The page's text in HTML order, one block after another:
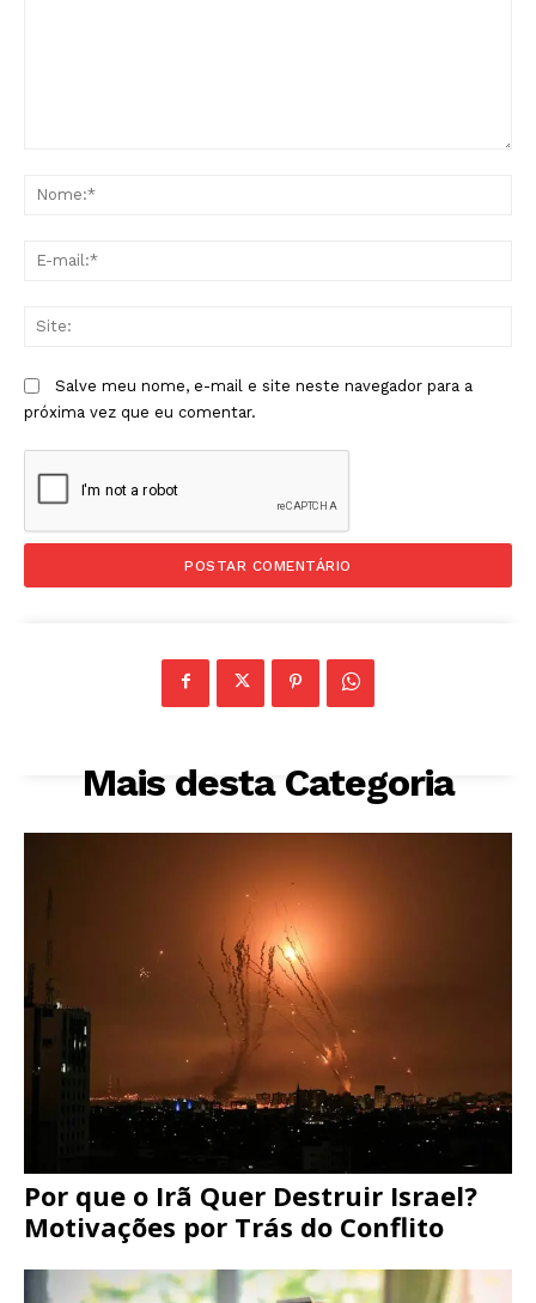
Salve meu nome, e-mail e site neste navegador para a
próxima vez que eu comentar.
Mais desta Categoria
Por que o Irã Quer Destruir Israel?
Motivações por Trás do Conflito